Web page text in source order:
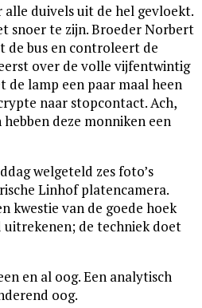
duivels uit de hel gevloekt.
snoer te zijn. Broeder Norbert
de bus en controleert de
over de volle vijfentwintig
lamp een paar maal heen
naar stopcontact. Ach,
deze monniken een
welgeteld zes foto’s
Linhof platencamera.
kwestie van de goede hoek
uitrekenen; de techniek doet
en al oog. Een analytisch
oog.